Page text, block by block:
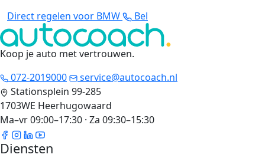
Direct regelen voor BMW
Bel
Koop je auto met vertrouwen.
072-2019000
service@autocoach.nl
Stationsplein 99-285
1703WE Heerhugowaard
Ma–vr 09:00–17:30 · Za 09:30–15:30
Diensten